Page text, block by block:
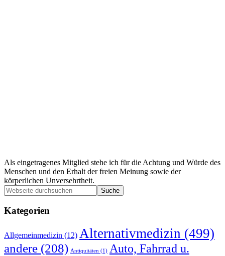
Als eingetragenes Mitglied stehe ich für die Achtung und Würde des
Menschen und den Erhalt der freien Meinung sowie der
körperlichen Unversehrtheit.
Seitenspalte
Webseite
durchsuchen
Kategorien
Allgemeinmedizin (12) Alternativmedizin (499)
andere (208) Antiquitäten (1) Auto, Fahrrad u.